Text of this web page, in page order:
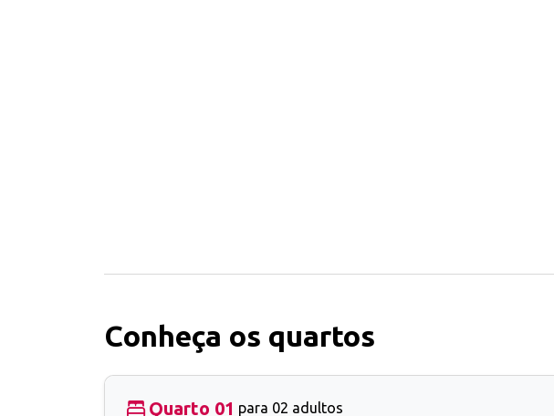
Conheça os quartos
Quarto 01 para 02 adultos